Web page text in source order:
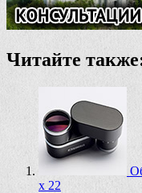
Читайте
x 22